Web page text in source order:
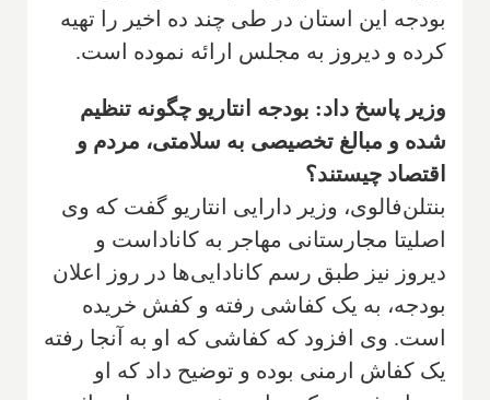
بودجه این استان در طی چند ده اخیر را تهیه
کرده و دیروز به مجلس ارائه نموده است.
وزیر پاسخ داد: بودجه انتاریو چگونه تنظیم
شده و مبالغ تخصیصی به سلامتی، مردم و
اقتصاد چیستند؟
بنتلن‌فالوی، وزیر دارایی انتاریو گفت که وی
اصلیتا مجارستانی مهاجر به کاناداست و
دیروز نیز طبق رسم کانادایی‌ها در روز اعلان
بودجه، به یک کفاشی رفته و کفش خریده
است. وی افزود که کفاشی که او به آنجا رفته
یک کفاش ارمنی بوده و توضیح داد که او